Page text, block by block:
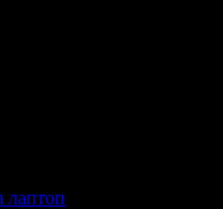
лаптоп